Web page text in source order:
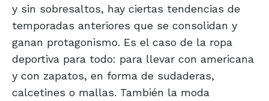
y sin sobresaltos, hay ciertas tendencias de
temporadas anteriores que se consolidan y
ganan protagonismo. Es el caso de la ropa
deportiva para todo: para llevar con americana
y con zapatos, en forma de sudaderas,
calcetines o mallas. También la moda